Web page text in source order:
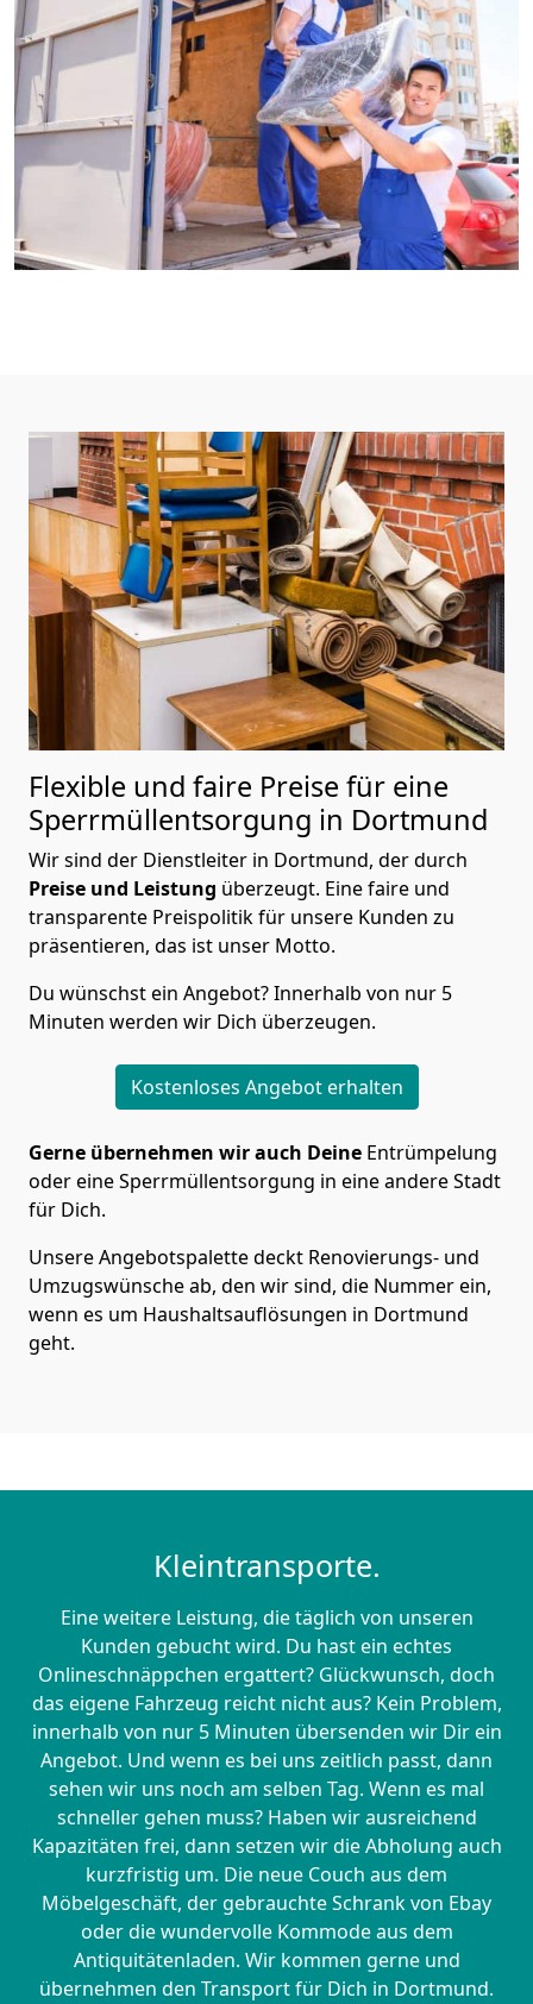
Flexible und faire Preise für eine
Sperrmüllentsorgung in Dortmund
Wir sind der Dienstleiter in Dortmund, der durch
Preise und Leistung überzeugt. Eine faire und
transparente Preispolitik für unsere Kunden zu
präsentieren, das ist unser Motto.
Du wünschst ein Angebot? Innerhalb von nur 5
Minuten werden wir Dich überzeugen.
Kostenloses Angebot erhalten
Gerne übernehmen wir auch Deine Entrümpelung
oder eine Sperrmüllentsorgung in eine andere Stadt
für Dich.
Unsere Angebotspalette deckt Renovierungs- und
Umzugswünsche ab, den wir sind, die Nummer ein,
wenn es um Haushaltsauflösungen in Dortmund
geht.
Kleintransporte.
Eine weitere Leistung, die täglich von unseren
Kunden gebucht wird. Du hast ein echtes
Onlineschnäppchen ergattert? Glückwunsch, doch
das eigene Fahrzeug reicht nicht aus? Kein Problem,
innerhalb von nur 5 Minuten übersenden wir Dir ein
Angebot. Und wenn es bei uns zeitlich passt, dann
sehen wir uns noch am selben Tag. Wenn es mal
schneller gehen muss? Haben wir ausreichend
Kapazitäten frei, dann setzen wir die Abholung auch
kurzfristig um. Die neue Couch aus dem
Möbelgeschäft, der gebrauchte Schrank von Ebay
oder die wundervolle Kommode aus dem
Antiquitätenladen. Wir kommen gerne und
übernehmen den Transport für Dich in Dortmund.